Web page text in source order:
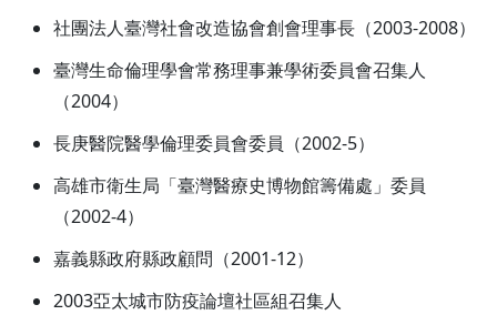
社團法人臺灣社會改造協會創會理事長（2003-2008）
臺灣生命倫理學會常務理事兼學術委員會召集人
（2004）
長庚醫院醫學倫理委員會委員（2002-5）
高雄市衛生局「臺灣醫療史博物館籌備處」委員
（2002-4）
嘉義縣政府縣政顧問（2001-12）
2003亞太城市防疫論壇社區組召集人